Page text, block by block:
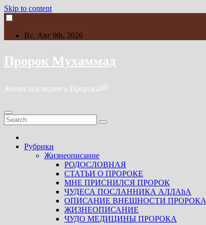
Skip to content
Вс. Авг 9th, 2026
Пророк Мухаммад
Жизнь последнего Пророкаﷺ
Рубрики
Жизнеописание
РОДОСЛОВНАЯ
СТАТЬИ О ПРОРОКЕ
МНЕ ПРИСНИЛСЯ ПРОРОК
ЧУДЕСА ПОСЛАННИКА АЛЛАhА
ОПИСАНИЕ ВНЕШНОСТИ ПРОРОКА
ЖИЗНЕОПИСАНИЕ
ЧУДО МЕДИЦИНЫ ПРОРОКА